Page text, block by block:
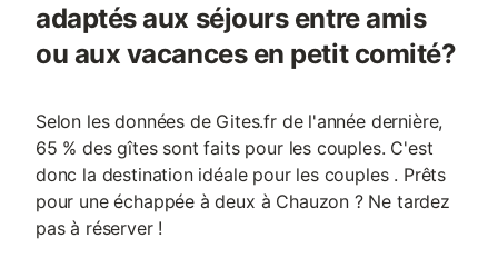
adaptés aux séjours entre amis
ou aux vacances en petit comité?
Selon les données de Gites.fr de l'année dernière,
65 % des gîtes sont faits pour les couples. C'est
donc la destination idéale pour les couples . Prêts
pour une échappée à deux à Chauzon ? Ne tardez
pas à réserver !